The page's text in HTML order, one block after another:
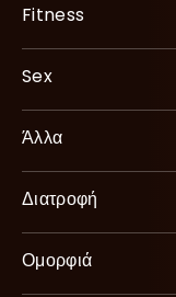
Fitness
Sex
Άλλα
Διατροφή
Ομορφιά